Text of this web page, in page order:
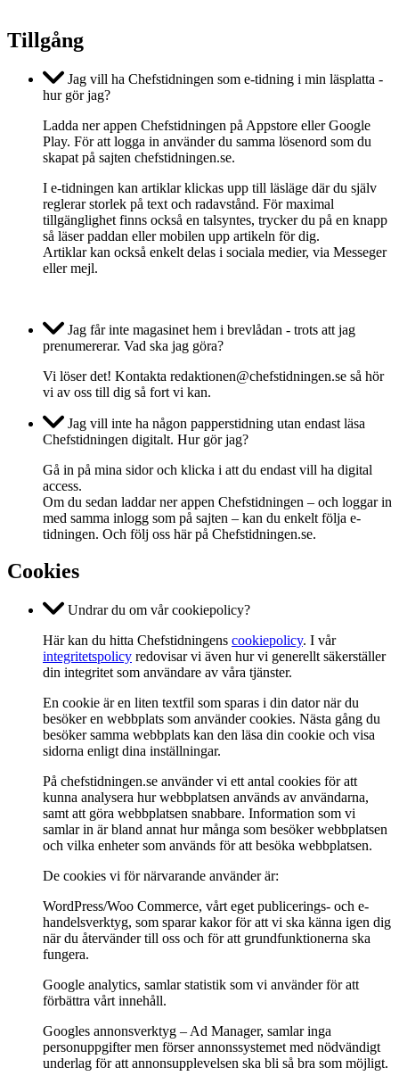
Tillgång
Jag vill ha Chefstidningen som e-tidning i min läsplatta -
hur gör jag?
Ladda ner appen Chefstidningen på Appstore eller Google
Play. För att logga in använder du samma lösenord som du
skapat på sajten chefstidningen.se.
I e-tidningen kan artiklar klickas upp till läsläge där du själv
reglerar storlek på text och radavstånd. För maximal
tillgänglighet finns också en talsyntes, trycker du på en knapp
så läser paddan eller mobilen upp artikeln för dig.
Artiklar kan också enkelt delas i sociala medier, via Messeger
eller mejl.
Jag får inte magasinet hem i brevlådan - trots att jag
prenumererar. Vad ska jag göra?
Vi löser det! Kontakta redaktionen@chefstidningen.se så hör
vi av oss till dig så fort vi kan.
Jag vill inte ha någon papperstidning utan endast läsa
Chefstidningen digitalt. Hur gör jag?
Gå in på mina sidor och klicka i att du endast vill ha digital
access.
Om du sedan laddar ner appen Chefstidningen – och loggar in
med samma inlogg som på sajten – kan du enkelt följa e-
tidningen. Och följ oss här på Chefstidningen.se.
Cookies
Undrar du om vår cookiepolicy?
Här kan du hitta Chefstidningens cookiepolicy. I vår
integritetspolicy redovisar vi även hur vi generellt säkerställer
din integritet som användare av våra tjänster.
En cookie är en liten textfil som sparas i din dator när du
besöker en webbplats som använder cookies. Nästa gång du
besöker samma webbplats kan den läsa din cookie och visa
sidorna enligt dina inställningar.
På chefstidningen.se använder vi ett antal cookies för att
kunna analysera hur webbplatsen används av användarna,
samt att göra webbplatsen snabbare. Information som vi
samlar in är bland annat hur många som besöker webbplatsen
och vilka enheter som används för att besöka webbplatsen.
De cookies vi för närvarande använder är:
WordPress/Woo Commerce, vårt eget publicerings- och e-
handelsverktyg, som sparar kakor för att vi ska känna igen dig
när du återvänder till oss och för att grundfunktionerna ska
fungera.
Google analytics, samlar statistik som vi använder för att
förbättra vårt innehåll.
Googles annonsverktyg – Ad Manager, samlar inga
personuppgifter men förser annonssystemet med nödvändigt
underlag för att annonsupplevelsen ska bli så bra som möjligt.